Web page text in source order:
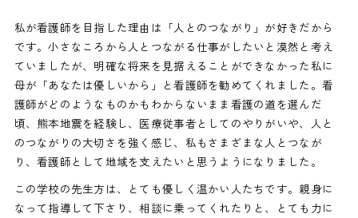
私が看護師を目指した理由は「人とのつながり」が好きだから
です。小さなころから人とつながる仕事がしたいと漠然と考え
ていましたが、明確な将来を見据えることができなかった私に
母が「あなたは優しいから」と看護師を勧めてくれました。看
護師がどのようなものかもわからないまま看護の道を選んだ
頃、熊本地震を経験し、医療従事者としてのやりがいや、人と
のつながりの大切さを強く感じ、私もさまざまな人とつなが
り、看護師として地域を支えたいと思うようになりました。
この学校の先生方は、とても優しく温かい人たちです。親身に
なって指導して下さり、相談に乗ってくれたりと、とても力に